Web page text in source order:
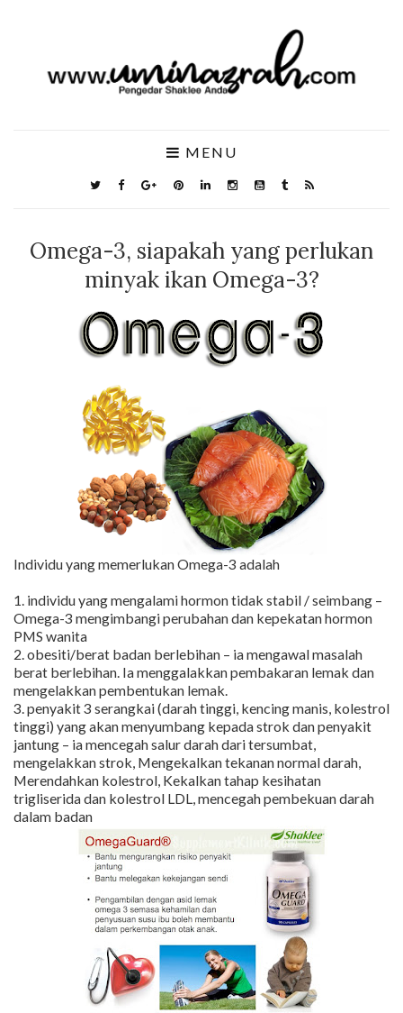
MENU
Omega-3, siapakah yang perlukan
minyak ikan Omega-3?
Individu yang memerlukan Omega-3 adalah
1. individu yang mengalami hormon tidak stabil / seimbang –
Omega-3 mengimbangi perubahan dan kepekatan hormon
PMS wanita
2. obesiti/berat badan berlebihan – ia mengawal masalah
berat berlebihan. Ia menggalakkan pembakaran lemak dan
mengelakkan pembentukan lemak.
3. penyakit 3 serangkai (darah tinggi, kencing manis, kolestrol
tinggi) yang akan menyumbang kepada strok dan penyakit
jantung – ia mencegah salur darah dari tersumbat,
mengelakkan strok, Mengekalkan tekanan normal darah,
Merendahkan kolestrol, Kekalkan tahap kesihatan
trigliserida dan kolestrol LDL, mencegah pembekuan darah
dalam badan